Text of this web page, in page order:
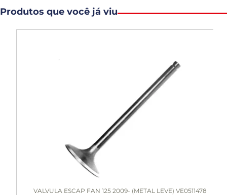
Produtos que você já viu
VALVULA ESCAP FAN 125 2009- (METAL LEVE) VE0511478